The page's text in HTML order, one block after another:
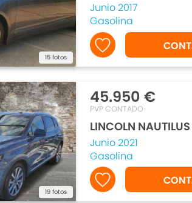
15 fotos
Junio 2017
Gasolina
19 fotos
45.950 €
PVP CONTADO
LINCOLN NAUTILUS
Junio 2021
Gasolina